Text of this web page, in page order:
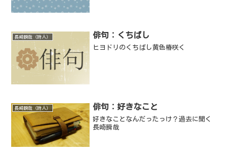
長崎瞬哉（詩人） 俳句：くちばし
ヒヨドリのくちばし黄色椿咲く
長崎瞬哉（詩人） 俳句：好きなこと
好きなことなんだったっけ？過去に聞く
長崎瞬哉